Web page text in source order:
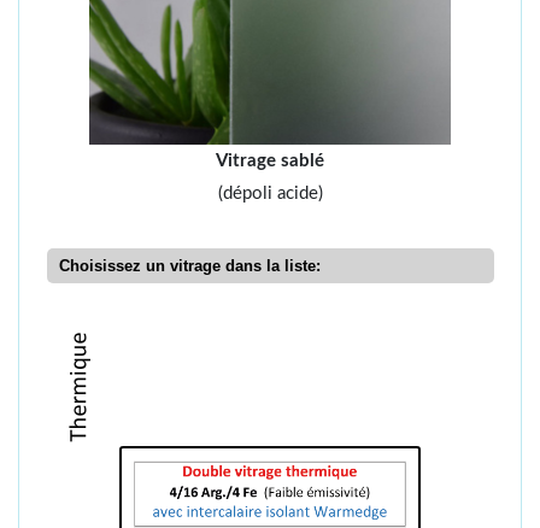
Vitrage sablé
(dépoli acide)
Choisissez un vitrage dans la liste: